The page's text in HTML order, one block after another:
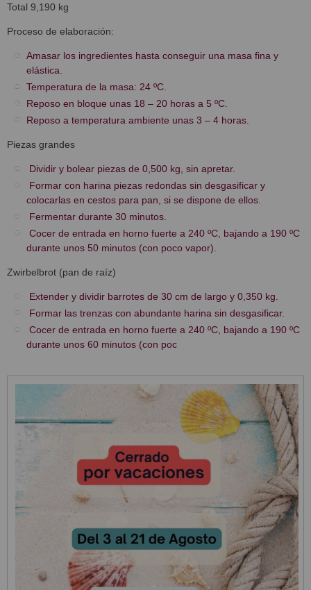
Total 9,190 kg
Proceso de elaboración:
Amasar los ingredientes hasta conseguir una masa fina y
elástica.
Temperatura de la masa: 24 ºC.
Reposo en bloque unas 18 – 20 horas a 5 ºC.
Reposo a temperatura ambiente unas 3 – 4 horas.
Piezas grandes
Dividir y bolear piezas de 0,500 kg, sin apretar.
Formar con harina piezas redondas sin desgasificar y
colocarlas en cestos para pan, si se dispone de ellos.
Fermentar durante 30 minutos.
Cocer de entrada en horno fuerte a 240 ºC, bajando a 190 ºC
durante unos 50 minutos (con poco vapor).
Zwirbelbrot (pan de raíz)
Extender y dividir barrotes de 30 cm de largo y 0,350 kg.
Formar las trenzas con abundante harina sin desgasificar.
Cocer de entrada en horno fuerte a 240 ºC, bajando a 190 ºC
durante unos 60 minutos (con poc